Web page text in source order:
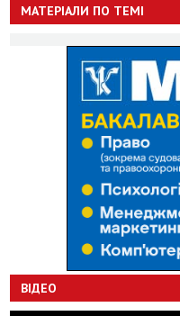
МАТЕРІАЛИ ПО ТЕМІ
ВІДЕО